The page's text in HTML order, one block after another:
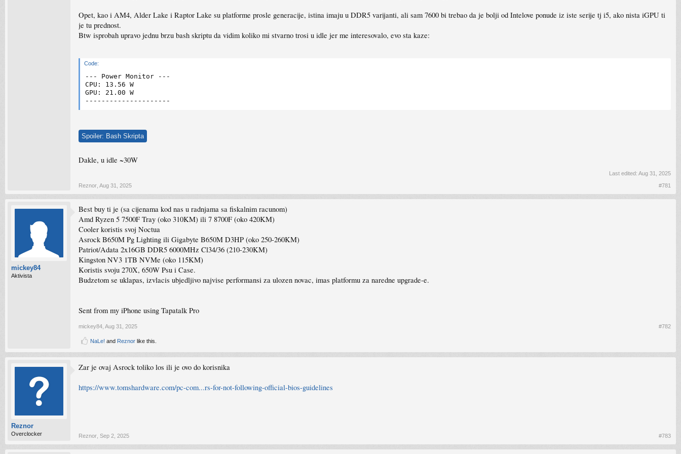
Opet, kao i AM4, Alder Lake i Raptor Lake su platforme prosle generacije, istina imaju u DDR5 varijanti, ali sam 7600 bi trebao da je bolji od Intelove ponude iz iste serije tj i5, ako nista iGPU ti
je tu prednost.
Btw isprobah upravo jednu brzu bash skriptu da vidim koliko mi stvarno trosi u idle jer me interesovalo, evo sta kaze:
Code:
--- Power Monitor ---
CPU: 13.56 W
GPU: 21.00 W
Spoiler: Bash Skripta
Dakle, u idle ~30W
Last edited: Aug 31, 2025
Reznor Aug 31, 2025 #781
mickey84
Aktivista
Best buy ti je (sa cijenama kod nas u radnjama sa fiskalnim racunom)
Amd Ryzen 5 7500F Tray (oko 310KM) ili 7 8700F (oko 420KM)
Cooler koristis svoj Noctua
Asrock B650M Pg Lighting ili Gigabyte B650M D3HP (oko 250-260KM)
Patriot/Adata 2x16GB DDR5 6000MHz Cl34/36 (210-230KM)
Kingston NV3 1TB NVMe (oko 115KM)
Koristis svoju 270X, 650W Psu i Case.
Budzetom se uklapas, izvlacis ubjedljivo najvise performansi za ulozen novac, imas platformu za naredne upgrade-e.
Sent from my iPhone using Tapatalk Pro
mickey84 Aug 31, 2025 #782
NaLe! and Reznor like this.
Reznor
Overclocker
Zar je ovaj Asrock toliko los ili je ovo do korisnika
https://www.tomshardware.com/pc-com...rs-for-not-following-official-bios-guidelines
Reznor Sep 2, 2025 #783